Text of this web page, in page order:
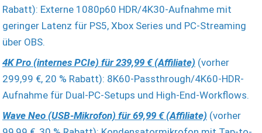
Rabatt): Externe 1080p60 HDR/4K30-Aufnahme mit
geringer Latenz für PS5, Xbox Series und PC-Streaming
über OBS.
4K Pro (internes PCIe) für 239,99 € (Affiliate) (vorher
299,99 €, 20 % Rabatt): 8K60-Passthrough/4K60-HDR-
Aufnahme für Dual-PC-Setups und High-End-Workflows.
Wave Neo (USB-Mikrofon) für 69,99 € (Affiliate) (vorher